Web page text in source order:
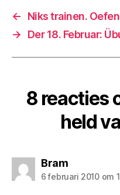
←
Niks trainen.
→
Der 18. Februar:
8 reacties
held
Bramzegt:
6 februari 2010 om